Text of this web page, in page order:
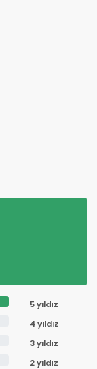
5 yıldız
4 yıldız
3 yıldız
2 yıldız